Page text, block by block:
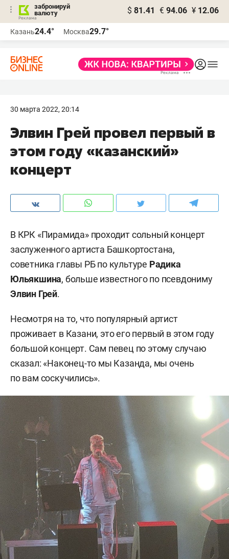
забронируй
валюту
$ 81.41 € 94.06 ¥ 12.06
Казань24.4° Москва29.7°
30 марта 2022, 20:14
Элвин Грей провел первый в
этом году «казанский»
концерт
В КРК «Пирамида» проходит сольный концерт
заслуженного артиста Башкортостана,
советника главы РБ по культуре Радика
Юльякшина, больше известного по псевдониму
Элвин Грей.
Несмотря на то, что популярный артист
проживает в Казани, это его первый в этом году
большой концерт. Сам певец по этому случаю
сказал: «Наконец-то мы Казанда, мы очень
по вам соскучились».